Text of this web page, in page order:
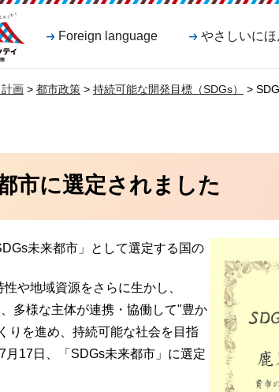
ティ
Foreign language やさしいに
画 > 都市政策 > 持続可能な開発目標（SDGs） >
市に選定されました
未来都市」として選定する国の
や地域資源をさらに生かし、
多様な主体が連携・協働して"豊か
りを進め、持続可能な社会を目指
月17日、「SDGs未来都市」に選定